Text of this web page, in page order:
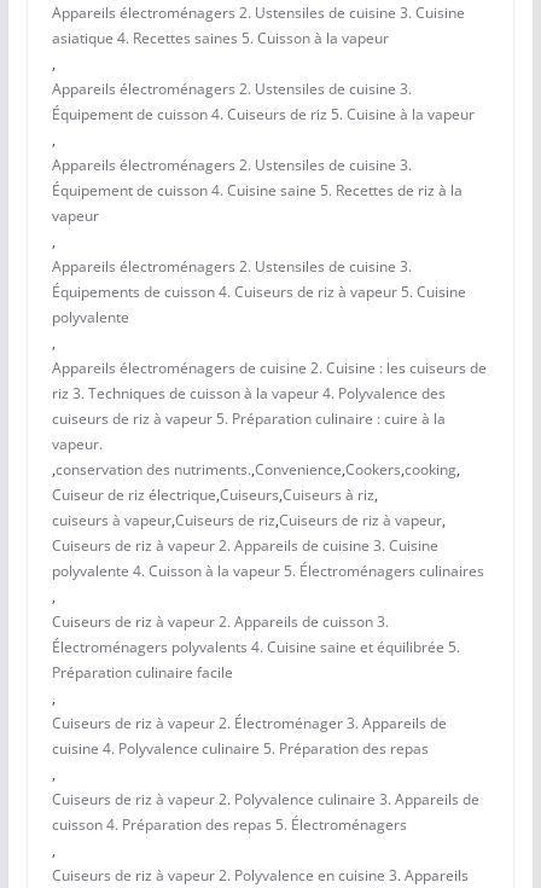
Appareils électroménagers 2. Ustensiles de cuisine 3. Cuisine
asiatique 4. Recettes saines 5. Cuisson à la vapeur
,
Appareils électroménagers 2. Ustensiles de cuisine 3.
Équipement de cuisson 4. Cuiseurs de riz 5. Cuisine à la vapeur
,
Appareils électroménagers 2. Ustensiles de cuisine 3.
Équipement de cuisson 4. Cuisine saine 5. Recettes de riz à la
vapeur
,
Appareils électroménagers 2. Ustensiles de cuisine 3.
Équipements de cuisson 4. Cuiseurs de riz à vapeur 5. Cuisine
polyvalente
,
Appareils électroménagers de cuisine 2. Cuisine : les cuiseurs de
riz 3. Techniques de cuisson à la vapeur 4. Polyvalence des
cuiseurs de riz à vapeur 5. Préparation culinaire : cuire à la
vapeur.
,conservation des nutriments.,Convenience,Cookers,cooking,
Cuiseur de riz électrique,Cuiseurs,Cuiseurs à riz,
cuiseurs à vapeur,Cuiseurs de riz,Cuiseurs de riz à vapeur,
Cuiseurs de riz à vapeur 2. Appareils de cuisine 3. Cuisine
polyvalente 4. Cuisson à la vapeur 5. Électroménagers culinaires
,
Cuiseurs de riz à vapeur 2. Appareils de cuisson 3.
Électroménagers polyvalents 4. Cuisine saine et équilibrée 5.
Préparation culinaire facile
,
Cuiseurs de riz à vapeur 2. Électroménager 3. Appareils de
cuisine 4. Polyvalence culinaire 5. Préparation des repas
,
Cuiseurs de riz à vapeur 2. Polyvalence culinaire 3. Appareils de
cuisson 4. Préparation des repas 5. Électroménagers
,
Cuiseurs de riz à vapeur 2. Polyvalence en cuisine 3. Appareils